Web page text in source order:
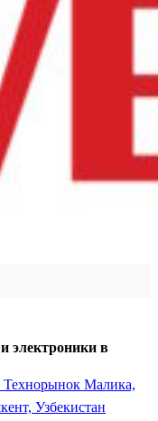
электроники в
Технорынок Малика,
Узбекистан